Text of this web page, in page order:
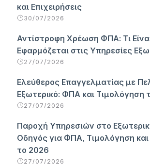
και Επιχειρήσεις
30/07/2026
Αντίστροφη Χρέωση ΦΠΑ: Τι
Εφαρμόζεται στις Υπηρεσίες
27/07/2026
Ελεύθερος Επαγγελματίας με
Εξωτερικό: ΦΠΑ και Τιμολόγηση
27/07/2026
Παροχή Υπηρεσιών στο
Οδηγός για ΦΠΑ, Τιμολόγηση
το 2026
27/07/2026